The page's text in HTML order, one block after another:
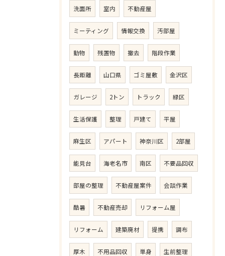
洗面所 室内 不動産屋
ミーティング 情報交換 汚部屋
動物 残置物 撤去 階段作業
長距離 山口県 ゴミ屋敷 金沢区
ガレージ 2トン トラック 緑区
生活保護 整理 戸建て 平屋
麻生区 アパート 神奈川区 2部屋
能見台 海老名市 南区 不要品回収
部屋の整理 不動産屋案件 会談作業
酷暑 不動産売却 リフォーム屋
リフォーム 建築廃材 提携 調布
厚木 不用品回収 単身 生前整理